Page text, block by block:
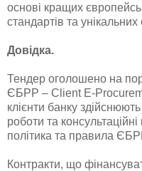
основі кращих
стандартів та
Довідка.
Тендер оголошено на
ЄБРР – Client E-
клієнти банку
роботи та
політика та правила
Контракти, що